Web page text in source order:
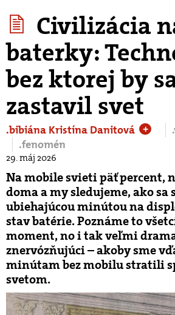
Civilizácia
baterky:
bez ktorej by
zastavil svet
.bibiána Kristína Danitová +
.fenomén
29. máj 2026
Na mobile svieti päť percent,
doma a my sledujeme, ako sa
ubiehajúcou minútou na
stav batérie. Poznáme to
moment, no i tak veľmi
znervózňujúci – akoby sme
minútam bez mobilu stratili
svetom.